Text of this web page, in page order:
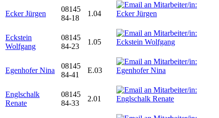
Ecker Jürgen
08145
84-18
1.04
Eckstein
Wolfgang
08145
84-23
1.05
Egenhofer Nina
08145
84-41
E.03
Englschalk
Renate
08145
84-33
2.01